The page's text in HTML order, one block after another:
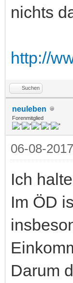
nichts
http://
Suchen
neuleben
Forenmitglied
06-08-
Ich
Im ÖD
Darum